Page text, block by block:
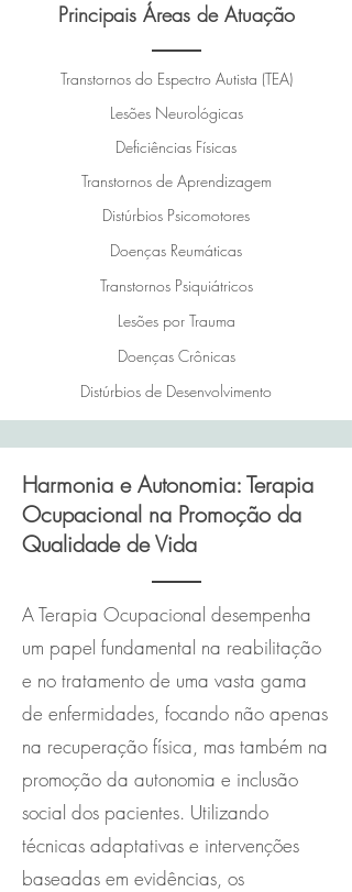
Principais Áreas de Atuação
Transtornos do Espectro Autista (TEA)
Lesões Neurológicas
Deficiências Físicas
Transtornos de Aprendizagem
Distúrbios Psicomotores
Doenças Reumáticas
Transtornos Psiquiátricos
Lesões por Trauma
Doenças Crônicas
Distúrbios de Desenvolvimento
Harmonia e Autonomia: Terapia
Ocupacional na Promoção da
Qualidade de Vida
A Terapia Ocupacional desempenha
um papel fundamental na reabilitação
e no tratamento de uma vasta gama
de enfermidades, focando não apenas
na recuperação física, mas também na
promoção da autonomia e inclusão
social dos pacientes. Utilizando
técnicas adaptativas e intervenções
baseadas em evidências, os